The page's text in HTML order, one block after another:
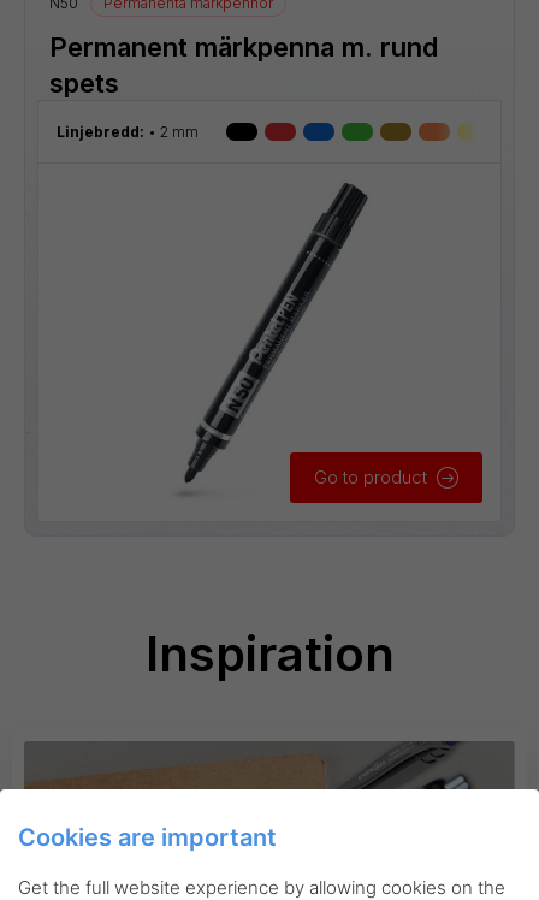
Permanent märkpenna m. rund
spets
Linjebredd: 2 mm
Go to product
Inspiration
Cookies are important
Get the full website experience by allowing cookies on the